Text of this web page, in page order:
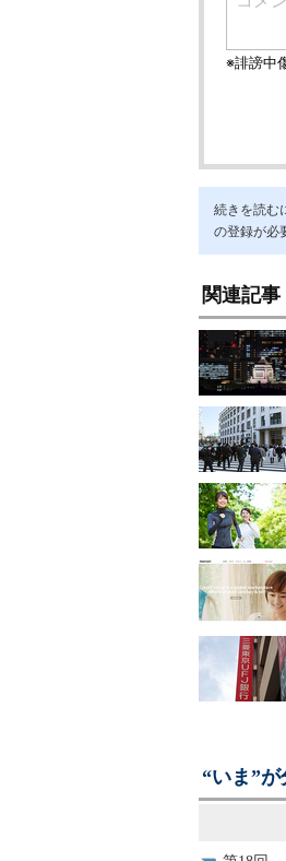
続きを読む
の登録が必
関連記事
“いま”